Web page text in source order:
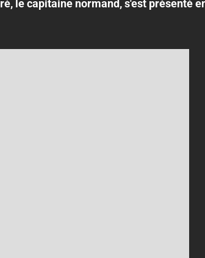
le capitaine normand, s'est présenté